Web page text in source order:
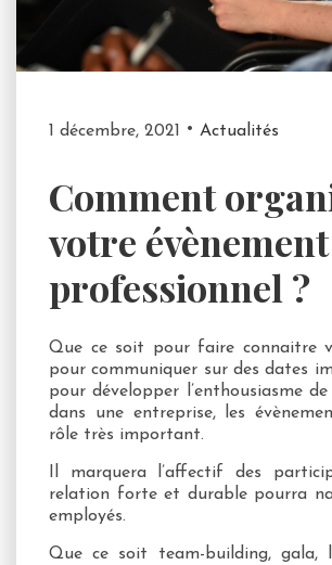
1 décembre, 2021 Actualités
Comment
votre évènement
professionnel ?
Que ce soit pour faire connaitre
pour communiquer sur des dates
pour développer l’enthousiasme
dans une entreprise, les
rôle très important.
Il marquera l’affectif des
relation forte et durable pourra
employés.
Que ce soit team-building, gala,